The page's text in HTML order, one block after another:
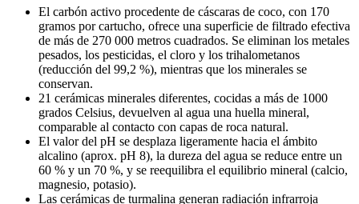
El carbón activo procedente de cáscaras de coco, con 170
gramos por cartucho, ofrece una superficie de filtrado efectiva
de más de 270 000 metros cuadrados. Se eliminan los metales
pesados, los pesticidas, el cloro y los trihalometanos
(reducción del 99,2 %), mientras que los minerales se
conservan.
21 cerámicas minerales diferentes, cocidas a más de 1000
grados Celsius, devuelven al agua una huella mineral,
comparable al contacto con capas de roca natural.
El valor del pH se desplaza ligeramente hacia el ámbito
alcalino (aprox. pH 8), la dureza del agua se reduce entre un
60 % y un 70 %, y se reequilibra el equilibrio mineral (calcio,
magnesio, potasio).
Las cerámicas de turmalina generan radiación infrarroja